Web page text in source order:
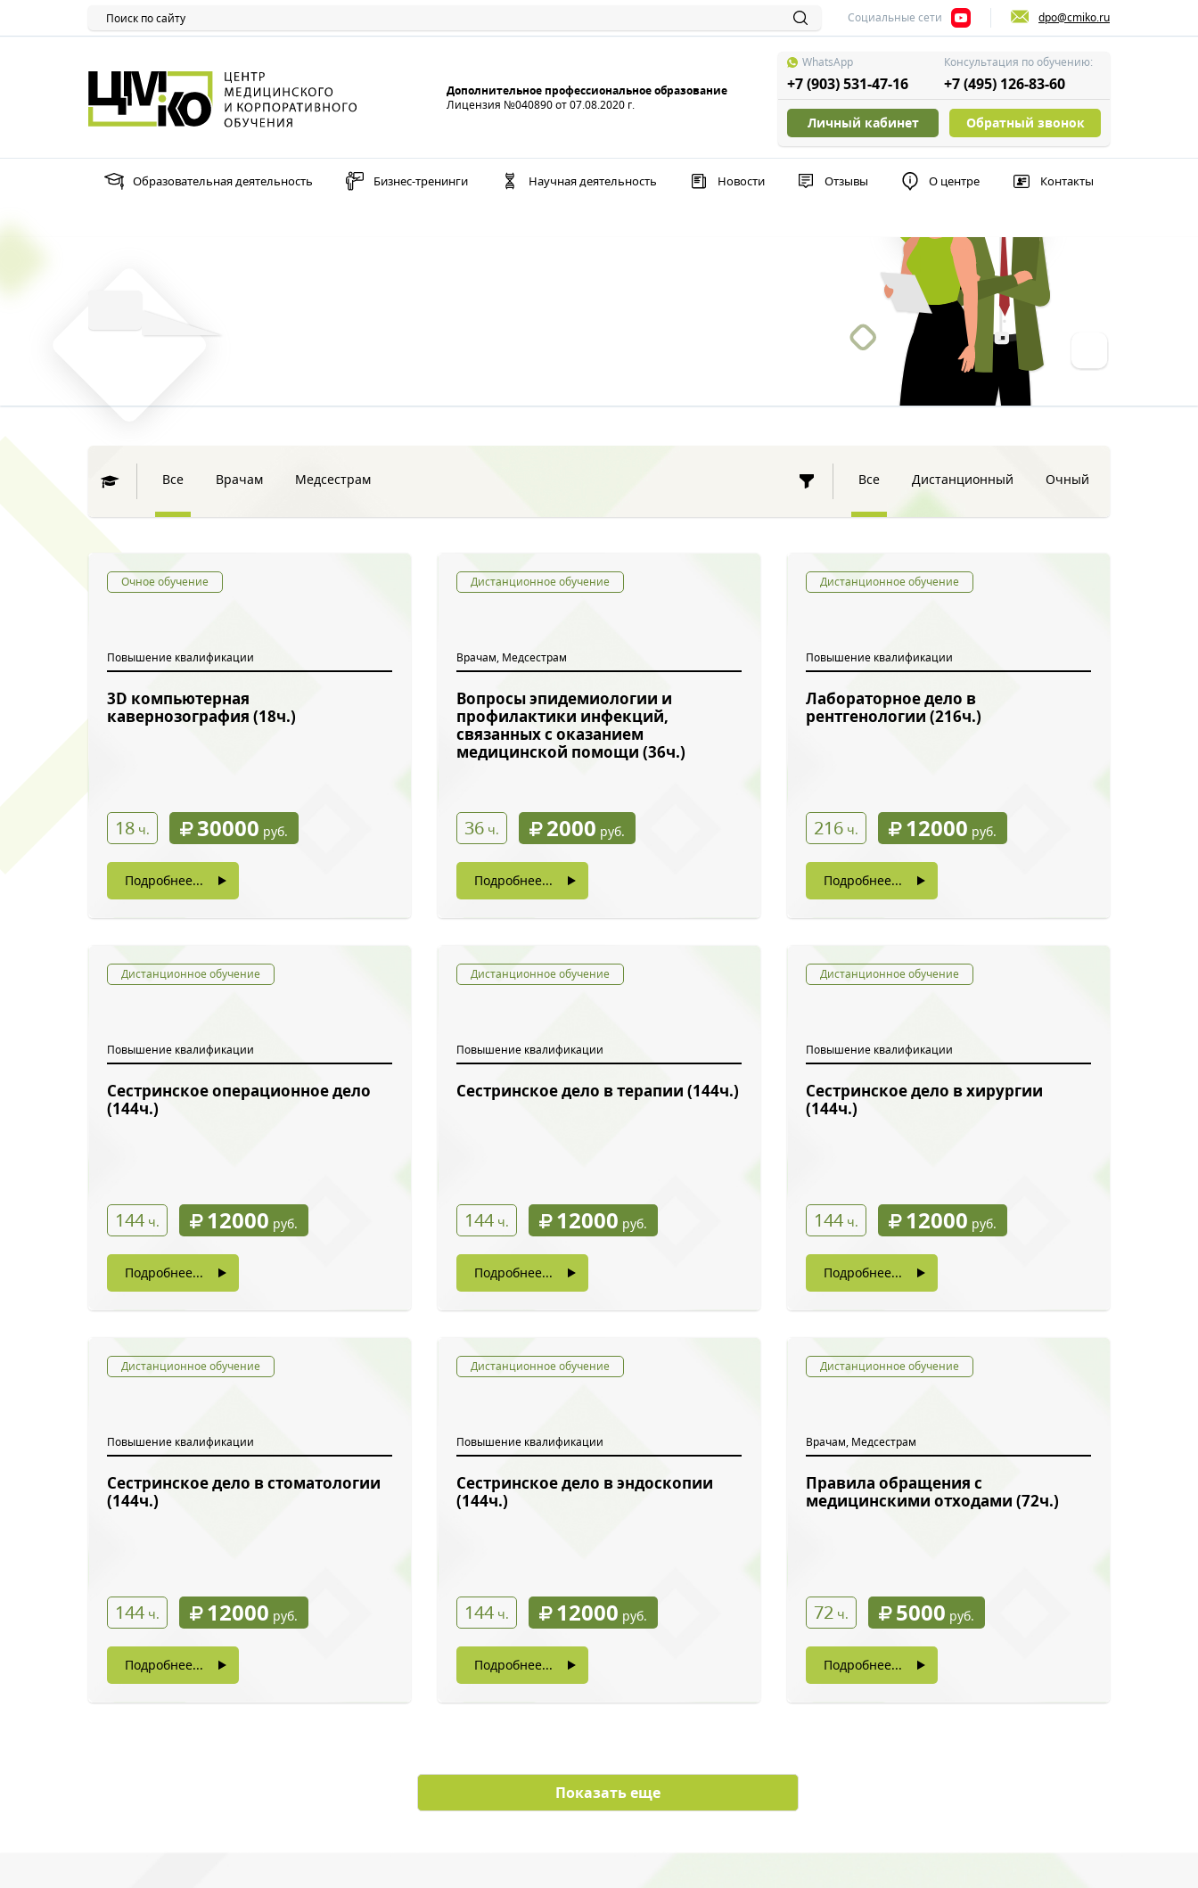
Социальные сети dpo@cmiko.ru
Дополнительное профессиональное образование
Лицензия №040890 от 07.08.2020 г.
WhatsApp
+7 (903) 531-47-16
Консультация по обучению:
+7 (495) 126-83-60
Личный кабинет Обратный звонок
Образовательная деятельность Бизнес-тренинги Научная деятельность Новости Отзывы О центре Контакты
Все Врачам Медсестрам Все Дистанционный Очный
Очное обучение
Повышение квалификации
3D компьютерная
кавернозография (18ч.)
18 ч. 30000 руб.
Подробнее...
Дистанционное обучение
Врачам, Медсестрам
Вопросы эпидемиологии и
профилактики инфекций,
связанных с оказанием
медицинской помощи (36ч.)
36 ч. 2000 руб.
Подробнее...
Дистанционное обучение
Повышение квалификации
Лабораторное дело в
рентгенологии (216ч.)
216 ч. 12000 руб.
Подробнее...
Дистанционное обучение
Повышение квалификации
Сестринское операционное дело
(144ч.)
144 ч. 12000 руб.
Подробнее...
Дистанционное обучение
Повышение квалификации
Сестринское дело в терапии (144ч.)
144 ч. 12000 руб.
Подробнее...
Дистанционное обучение
Повышение квалификации
Сестринское дело в хирургии
(144ч.)
144 ч. 12000 руб.
Подробнее...
Дистанционное обучение
Повышение квалификации
Сестринское дело в стоматологии
(144ч.)
144 ч. 12000 руб.
Подробнее...
Дистанционное обучение
Повышение квалификации
Сестринское дело в эндоскопии
(144ч.)
144 ч. 12000 руб.
Подробнее...
Дистанционное обучение
Врачам, Медсестрам
Правила обращения с
медицинскими отходами (72ч.)
72 ч. 5000 руб.
Подробнее...
Показать еще
Обратный звонок